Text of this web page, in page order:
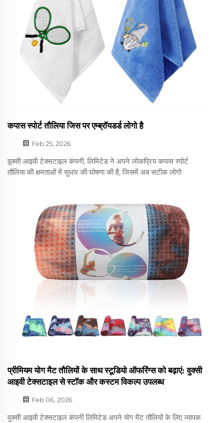
कपास स्पोर्ट तौलिया जिस पर एम्ब्रॉयडर्ड लोगो है
Feb 25, 2026
वूक्सी आइवी टेक्सटाइल कंपनी, लिमिटेड ने अपने लोकप्रिय कपास स्पोर्ट
तौलिया की क्षमताओं में सुधार की घोषणा की है, जिसमें अब सटीक लोगो
प्रीमियम योग मैट तौलियों के साथ स्टूडियो ऑफरिंग्स को बढ़ाएं: वुक्सी
आइवी टेक्सटाइल से स्टॉक और कस्टम विकल्प उपलब्ध
Feb 06, 2026
वुक्सी आइवी टेक्सटाइल कंपनी लिमिटेड अपने योग मैट तौलियों के लिए व्यापक